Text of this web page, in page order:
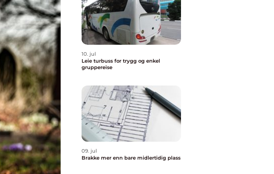
10. jul
Leie turbuss for trygg og enkel
gruppereise
09. jul
Brakke mer enn bare midlertidig plass